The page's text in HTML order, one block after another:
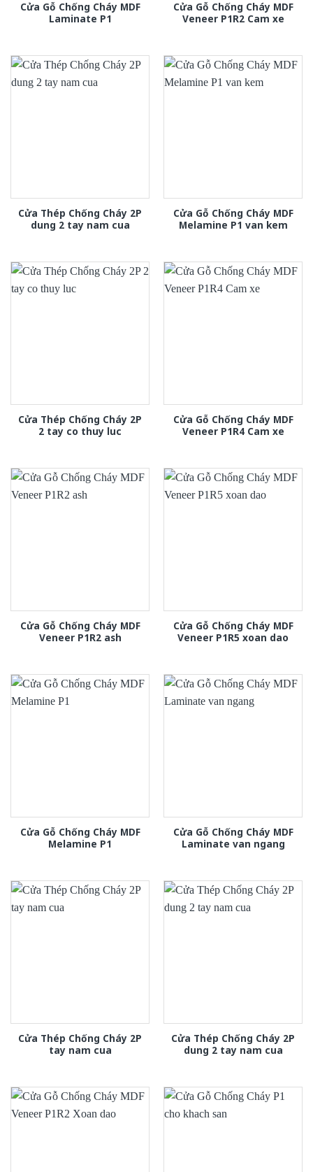
Cửa Gỗ Chống Cháy MDF
Laminate P1
Cửa Gỗ Chống Cháy MDF
Veneer P1R2 Cam xe
Cửa Thép Chống Cháy 2P
dung 2 tay nam cua
Cửa Gỗ Chống Cháy MDF
Melamine P1 van kem
Cửa Thép Chống Cháy 2P
2 tay co thuy luc
Cửa Gỗ Chống Cháy MDF
Veneer P1R4 Cam xe
Cửa Gỗ Chống Cháy MDF
Veneer P1R2 ash
Cửa Gỗ Chống Cháy MDF
Veneer P1R5 xoan dao
Cửa Gỗ Chống Cháy MDF
Melamine P1
Cửa Gỗ Chống Cháy MDF
Laminate van ngang
Cửa Thép Chống Cháy 2P
tay nam cua
Cửa Thép Chống Cháy 2P
dung 2 tay nam cua